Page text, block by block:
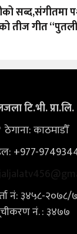
सब्द,संगीतमा
तीज गीत
टि.भी. प्रा.लि.
ठेगाना: काठमाडौँ
+977-
नं: ३४५८-२०७८/
नं. : ३४७७